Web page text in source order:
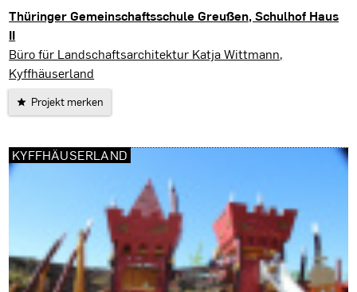
Thüringer Gemeinschaftsschule Greußen, Schulhof Haus
II
Greußen
Büro für Landschaftsarchitektur Katja Wittmann,
Kyffhäuserland
Projekt merken
KYFFHÄUSERLAND